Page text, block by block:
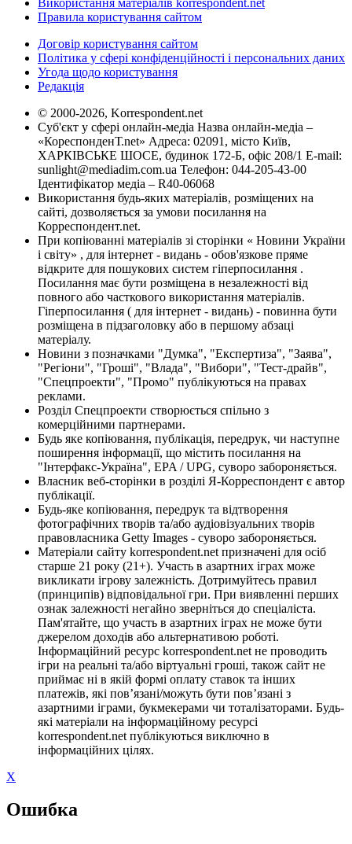
Правила користування сайтом
Договір користування сайтом
Політика у сфері конфіденційності і персональних даних
Угода щодо користування
Редакція
© 2000-2026, Korrespondent.net
Суб'єкт у сфері онлайн-медіа Назва онлайн-медіа –
«КореспонденТ.net» Адреса: 02091, місто Київ,
ХАРКІВСЬКЕ ШОСЕ, будинок 172-Б, офіс 208/1 E-mail:
sunlight@mediadim.com.ua Телефон: 044-205-43-00
Ідентифікатор медіа – R40-06068
Використання будь-яких матеріалів, розміщених на
сайті, дозволяється за умови посилання на
Корреспондент.net.
При копіюванні матеріалів зі сторінки « Новини України
і світу» , для інтернет - видань - обов'язкове пряме
відкрите для пошукових систем гіперпосилання .
Посилання має бути розміщена в незалежності від
повного або часткового використання матеріалів.
Гіперпосилання ( для інтернет - видань) - повинна бути
розміщена в підзаголовку або в першому абзаці
матеріалу.
Новини з позначками "Думка", "Експертиза", "Заява",
"Регіони", "Гроші", "Влада", "Вибори", "Тест-драйв",
"Спецпроекти", "Промо" публікуються на правах
реклами.
Розділ Спецпроекти створюється спільно з
комерційними партнерами.
Будь яке копіювання, публікація, передрук, чи наступне
поширення інформації, що містить посилання на
"Інтерфакс-Україна", EPA / UPG, суворо забороняється.
Власник веб-сторінки в розділі Я-Корреспондент є автор
публікації.
Будь-яке копіювання, передрук та відтворення
фотографічних творів та/або аудіовізуальних творів
правовласника Getty Images - суворо забороняється.
Матеріали сайту korrespondent.net призначені для осіб
старше 21 року (21+). Участь в азартних іграх може
викликати ігрову залежність. Дотримуйтесь правил
(принципів) відповідальної гри. При виявленні перших
ознак залежності негайно зверніться до спеціаліста.
Пам'ятайте, що участь в азартних іграх не може бути
джерелом доходів або альтернативою роботі.
Інформаційний ресурс korrespondent.net не проводить
ігри на реальні та/або віртуальні гроші, також сайт не
приймає ні в якій формі оплату ставок та інших
платежів, які пов’язані/можуть бути пов’язані з
азартними іграми, букмекерами чи тоталізаторами. Будь-
які матеріали на інформаційному ресурсі
korrespondent.net публікуються виключно в
інформаційних цілях.
X
Ошибка